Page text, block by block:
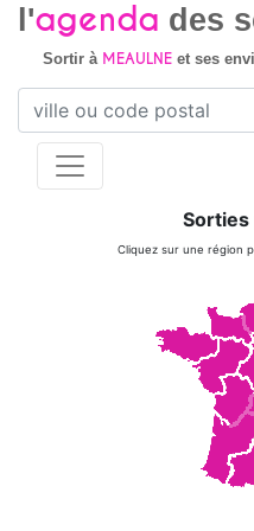
l'agenda des
Sortir à MEAULNEet ses
Sorties
Cliquez sur une région